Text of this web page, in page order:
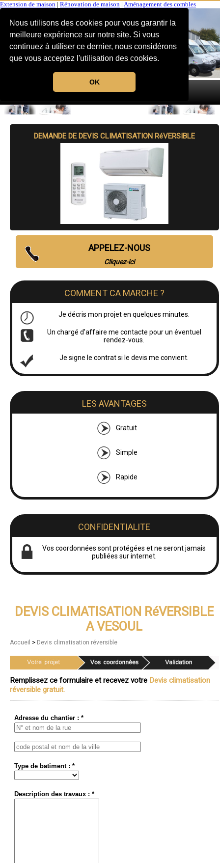
Nous utilisons des cookies pour vous garantir la
meilleure expérience sur notre site. Si vous
continuez à utiliser ce dernier, nous considérons
que vous acceptez l'utilisation des cookies.
OK
Extension de maison Rénovation de maison Aménagement des combles
MENU
DEMANDE DE DEVIS CLIMATISATION RéVERSIBLE
APPELEZ-NOUS
Cliquez-ici
COMMENT CA MARCHE ?
Je décris mon projet en quelques minutes.
Un chargé d'affaire me contacte pour un éventuel
rendez-vous.
Je signe le contrat si le devis me convient.
LES AVANTAGES
Gratuit
Simple
Rapide
CONFIDENTIALITE
Vos coordonnées sont protégées et ne seront jamais
publiées sur internet.
DEVIS CLIMATISATION RéVERSIBLE
A VESOUL
Accueil > Devis climatisation réversible
Remplissez ce formulaire et recevez votre Devis climatisation
réversible gratuit.
Adresse du chantier : *
Type de batiment : *
Description des travaux : *